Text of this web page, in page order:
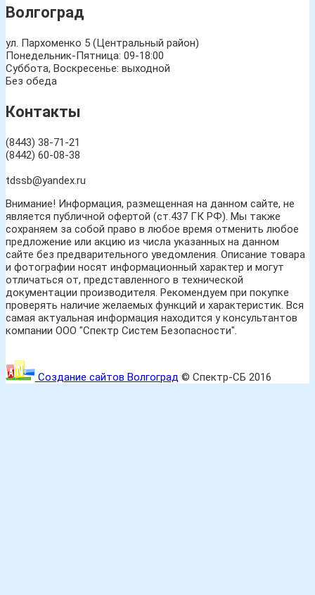
Волгоград
ул. Пархоменко 5 (Центральный район)
Понедельник-Пятница: 09-18:00
Суббота, Воскресенье: выходной
Без обеда
Контакты
(8443) 38-71-21
(8442) 60-08-38
tdssb@yandex.ru
Внимание! Информация, размещенная на данном сайте, не
является публичной офертой (ст.437 ГК РФ). Мы также
сохраняем за собой право в любое время отменить любое
предложение или акцию из числа указанных на данном
сайте без предварительного уведомления. Описание товара
и фотографии носят информационный характер и могут
отличаться от, представленного в технической
документации производителя. Рекомендуем при покупке
проверять наличие желаемых функций и характеристик. Вся
самая актуальная информация находится у консультантов
компании ООО "Спектр Систем Безопасности".
Создание сайтов Волгоград © Спектр-СБ 2016